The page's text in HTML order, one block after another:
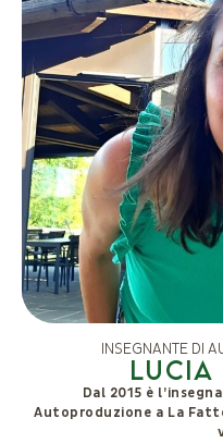
INSEGNANTE DI
Dal 2015 è
Autoproduzione a La